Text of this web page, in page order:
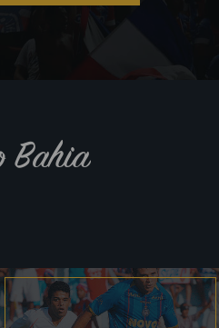
Bahia